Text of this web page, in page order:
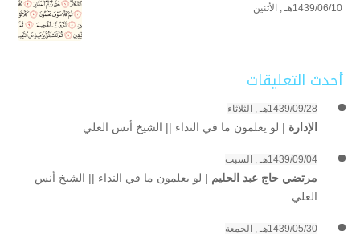
1439/06/10هـ , الأثنين
أحدث التعليقات
1439/09/28هـ , الثلاثاء
الإدارة | لو يعلمون ما في النداء || الشيخ أنس العلي
1439/09/04هـ , السبت
مرتضي حاج عبد الحليم | لو يعلمون ما في النداء || الشيخ أنس
العلي
1439/05/30هـ , الجمعة